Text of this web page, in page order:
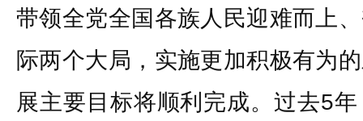
带领全党全国各族人民迎难而上
际两个大局，实施更加积极有为
展主要目标将顺利完成。过去5